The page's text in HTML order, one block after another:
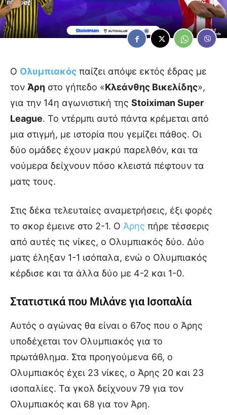
Ο Ολυμπιακός παίζει απόψε εκτός έδρας με
τον Άρη στο γήπεδο «Κλεάνθης Βικελίδης»,
για την 14η αγωνιστική της Stoiximan Super
League. Το ντέρμπι αυτό πάντα κρέμεται από
μια στιγμή, με ιστορία που γεμίζει πάθος. Οι
δύο ομάδες έχουν μακρύ παρελθόν, και τα
νούμερα δείχνουν πόσο κλειστά πέφτουν τα
ματς τους.
Στις δέκα τελευταίες αναμετρήσεις, έξι φορές
το σκορ έμεινε στο 2-1. Ο Άρης πήρε τέσσερις
από αυτές τις νίκες, ο Ολυμπιακός δύο. Δύο
ματς έληξαν 1-1 ισόπαλα, ενώ ο Ολυμπιακός
κέρδισε και τα άλλα δύο με 4-2 και 1-0.
Στατιστικά που Μιλάνε για Ισοπαλία
Αυτός ο αγώνας θα είναι ο 67ος που ο Άρης
υποδέχεται τον Ολυμπιακός για το
πρωτάθλημα. Στα προηγούμενα 66, ο
Ολυμπιακός έχει 23 νίκες, ο Άρης 20 και 23
ισοπαλίες. Τα γκολ δείχνουν 79 για τον
Ολυμπιακός και 68 για τον Άρη.